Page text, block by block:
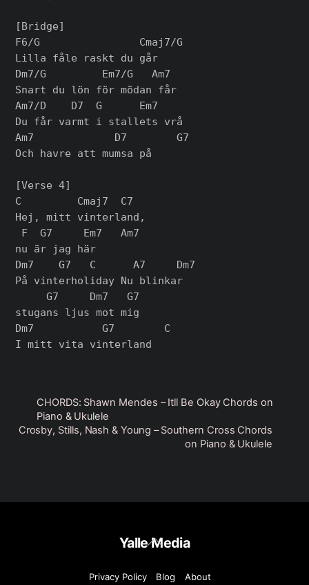
[Bridge]
F6/G                Cmaj7/G
Lilla fåle raskt du går
Dm7/G         Em7/G   Am7
Snart du lön för mödan får
Am7/D    D7  G      Em7
Du får varmt i stallets vrå
Am7             D7        G7
Och havre att mumsa på
[Verse 4]
C         Cmaj7  C7
Hej, mitt vinterland,
F  G7     Em7   Am7
nu är jag här
Dm7    G7   C      A7     Dm7
På vinterholiday Nu blinkar
     G7     Dm7   G7
stugans ljus mot mig
Dm7           G7        C
CHORDS: Shawn Mendes – Itll Be Okay Chords on
Piano & Ukulele
Crosby, Stills, Nash & Young – Southern Cross Chords
on Piano & Ukulele
Back
To
Yalle Media
Privacy Policy Blog About